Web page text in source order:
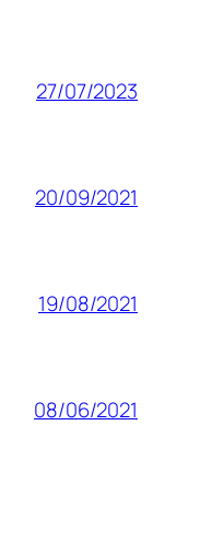
27/07/2023
20/09/2021
19/08/2021
08/06/2021